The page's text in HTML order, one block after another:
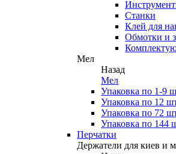
Станки
Клей для
Обмотки и
Мел
Назад
Мел
Упаковка по 1-9
Упаковка по 12
Упаковка по 72
Упаковка по 144
Перчатки
Держатели для киев и